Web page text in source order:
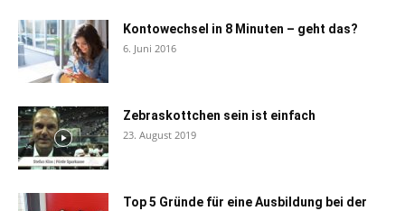
Kontowechsel in 8 Minuten – geht das?
6. Juni 2016
Zebraskottchen sein ist einfach
23. August 2019
Top 5 Gründe für eine Ausbildung bei der